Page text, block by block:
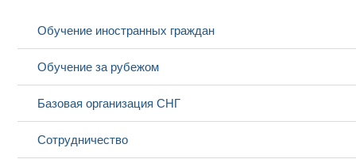
Обучение иностранных граждан
Обучение за рубежом
Базовая организация СНГ
Сотрудничество